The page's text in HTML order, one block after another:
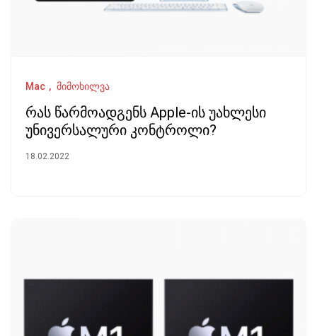
Mac მიმოხილვა
რას წარმოადგენს Apple-ის უახლესი
უნივერსალური კონტროლი?
18.02.2022